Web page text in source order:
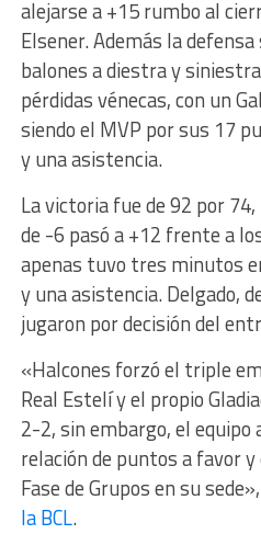
alejarse a +15 rumbo al
Elsener. Además la
balones a diestra y
pérdidas vénecas, con un
siendo el MVP por sus 17
y una asistencia.
La victoria fue de 92 por
de -6 pasó a +12 frente a
apenas tuvo tres minutos
y una asistencia. Delgado,
jugaron por decisión del
«Halcones forzó el triple
Real Estelí y el propio
2-2, sin embargo, el
relación de puntos a favor
Fase de Grupos en su
la BCL.